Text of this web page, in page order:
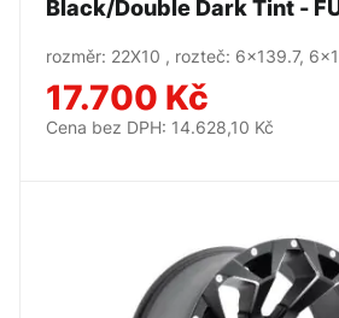
rozměr: 22X10 , rozteč: 6x139.7,
17.700 Kč
Cena bez DPH: 14.628,10 Kč